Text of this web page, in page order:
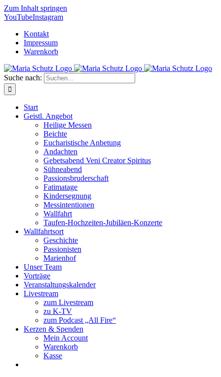
Zum Inhalt springen
YouTubeInstagram
Kontakt
Impressum
Warenkorb
Suche nach:
Start
Geistl. Angebot
Heilige Messen
Beichte
Eucharistische Anbetung
Andachten
Gebetsabend Veni Creator Spiritus
Sühneabend
Passionsbruderschaft
Fatimatage
Kindersegnung
Messintentionen
Wallfahrt
Taufen-Hochzeiten-Jubiläen-Konzerte
Wallfahrtsort
Geschichte
Passionisten
Marienhof
Unser Team
Vorträge
Veranstaltungskalender
Livestream
zum Livestream
zu K-TV
zum Podcast „All Fire“
Kerzen & Spenden
Mein Account
Warenkorb
Kasse